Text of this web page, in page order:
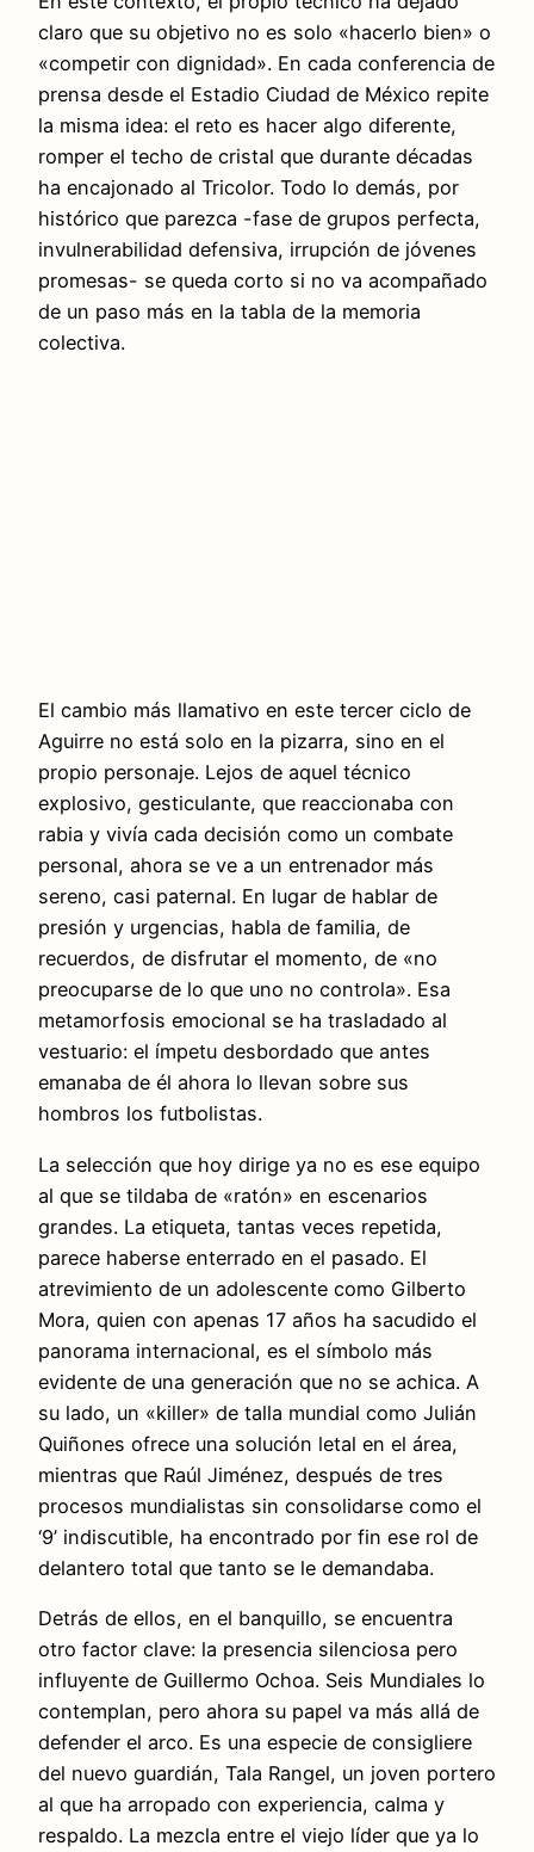
claro que su objetivo no es solo «hacerlo bien» o
«competir con dignidad». En cada conferencia de
prensa desde el Estadio Ciudad de México repite
la misma idea: el reto es hacer algo diferente,
romper el techo de cristal que durante décadas
ha encajonado al Tricolor. Todo lo demás, por
histórico que parezca -fase de grupos perfecta,
invulnerabilidad defensiva, irrupción de jóvenes
promesas- se queda corto si no va acompañado
de un paso más en la tabla de la memoria
colectiva.
El cambio más llamativo en este tercer ciclo de
Aguirre no está solo en la pizarra, sino en el
propio personaje. Lejos de aquel técnico
explosivo, gesticulante, que reaccionaba con
rabia y vivía cada decisión como un combate
personal, ahora se ve a un entrenador más
sereno, casi paternal. En lugar de hablar de
presión y urgencias, habla de familia, de
recuerdos, de disfrutar el momento, de «no
preocuparse de lo que uno no controla». Esa
metamorfosis emocional se ha trasladado al
vestuario: el ímpetu desbordado que antes
emanaba de él ahora lo llevan sobre sus
hombros los futbolistas.
La selección que hoy dirige ya no es ese equipo
al que se tildaba de «ratón» en escenarios
grandes. La etiqueta, tantas veces repetida,
parece haberse enterrado en el pasado. El
atrevimiento de un adolescente como Gilberto
Mora, quien con apenas 17 años ha sacudido el
panorama internacional, es el símbolo más
evidente de una generación que no se achica. A
su lado, un «killer» de talla mundial como Julián
Quiñones ofrece una solución letal en el área,
mientras que Raúl Jiménez, después de tres
procesos mundialistas sin consolidarse como el
‘9’ indiscutible, ha encontrado por fin ese rol de
delantero total que tanto se le demandaba.
Detrás de ellos, en el banquillo, se encuentra
otro factor clave: la presencia silenciosa pero
influyente de Guillermo Ochoa. Seis Mundiales lo
contemplan, pero ahora su papel va más allá de
defender el arco. Es una especie de consigliere
del nuevo guardián, Tala Rangel, un joven portero
al que ha arropado con experiencia, calma y
respaldo. La mezcla entre el viejo líder que ya lo